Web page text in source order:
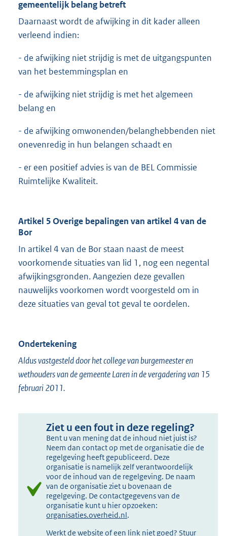
gemeentelijk belang betreft
Daarnaast wordt de afwijking in dit kader alleen
verleend indien:
- de afwijking niet strijdig is met de uitgangspunten
van het bestemmingsplan en
- de afwijking niet strijdig is met het algemeen
belang en
- de afwijking omwonenden/belanghebbenden niet
onevenredig in hun belangen schaadt en
- er een positief advies is van de BEL Commissie
Ruimtelijke Kwaliteit.
Artikel 5 Overige bepalingen van artikel 4 van de
Bor
In artikel 4 van de Bor staan naast de meest
voorkomende situaties van lid 1, nog een negental
afwijkingsgronden. Aangezien deze gevallen
nauwelijks voorkomen wordt voorgesteld om in
deze situaties van geval tot geval te oordelen.
Ondertekening
Aldus vastgesteld door het college van burgemeester en
wethouders van de gemeente Laren in de vergadering van 15
februari 2011.
Ziet u een fout in deze regeling?
Bent u van mening dat de inhoud niet juist is?
Neem dan contact op met de organisatie die de
regelgeving heeft gepubliceerd. Deze
organisatie is namelijk zelf verantwoordelijk
voor de inhoud van de regelgeving. De naam
van de organisatie ziet u bovenaan de
regelgeving. De contactgegevens van de
organisatie kunt u hier opzoeken:
organisaties.overheid.nl.
Werkt de website of een link niet goed? Stuur